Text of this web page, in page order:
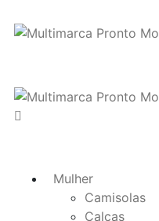
Mulher
Camisolas
Calças